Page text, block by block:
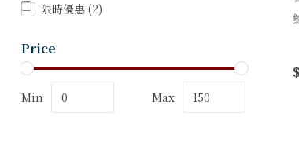
限時優惠 (2)
Price
Min Max